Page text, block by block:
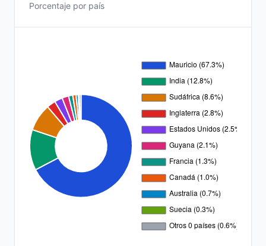
Porcentaje por país